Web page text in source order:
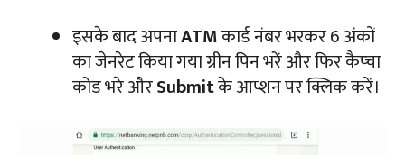
इसके बाद अपनाATMकार्ड नंबर भरकर 6 अंकों
का जेनरेट किया गया ग्रीन पिन भरें और फिर कैप्चा
कोड भरे औरSubmitके आप्शन पर क्लिक करें।